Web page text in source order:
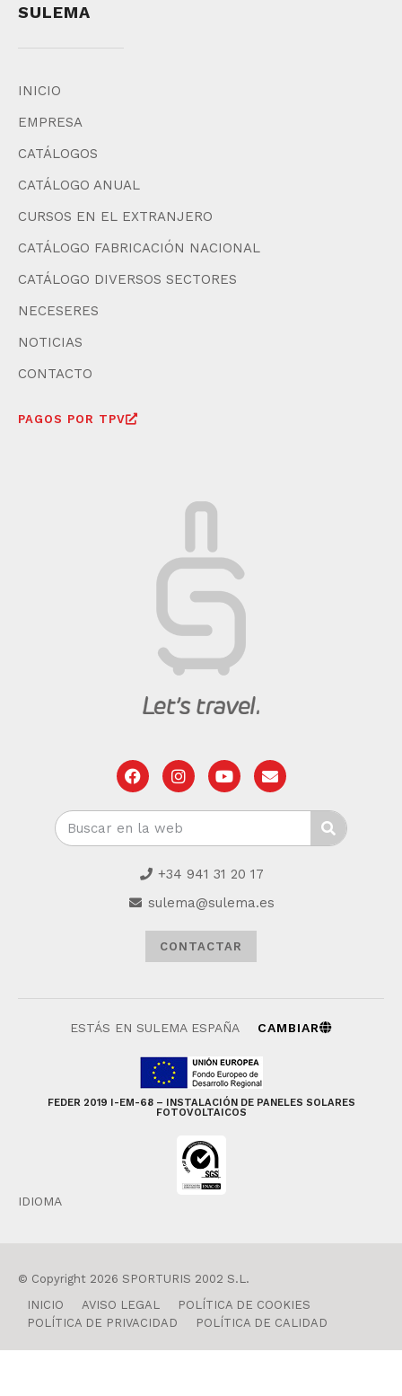
SULEMA
INICIO
EMPRESA
CATÁLOGOS
CATÁLOGO ANUAL
CURSOS EN EL EXTRANJERO
CATÁLOGO FABRICACIÓN NACIONAL
CATÁLOGO DIVERSOS SECTORES
NECESERES
NOTICIAS
CONTACTO
PAGOS POR TPV
+34 941 31 20 17
sulema@sulema.es
CONTACTAR
ESTÁS EN SULEMA ESPAÑA CAMBIAR
FEDER 2019 I-EM-68 – INSTALACIÓN DE PANELES SOLARES
FOTOVOLTAICOS
IDIOMA
© Copyright 2026 SPORTURIS 2002 S.L.
INICIO
AVISO LEGAL
POLÍTICA DE COOKIES
POLÍTICA DE PRIVACIDAD
POLÍTICA DE CALIDAD